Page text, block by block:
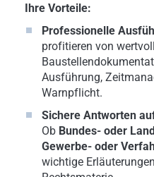
Ihre Vorteile:
Professionelle
profitieren von
Ausführung,
Warnpflicht.
Sichere Antworten
Ob Bundes- oder
Gewerbe- oder
wichtige